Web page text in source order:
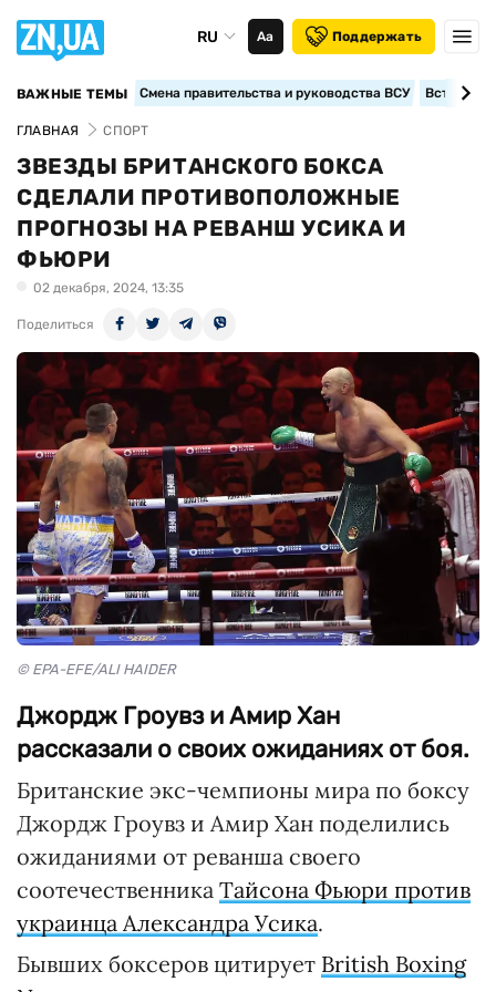
RU Аа Поддержать
ВАЖНЫЕ ТЕМЫ Смена правительства и руководства ВСУ
ГЛАВНАЯ СПОРТ
ЗВЕЗДЫ БРИТАНСКОГО БОКСА
СДЕЛАЛИ ПРОТИВОПОЛОЖНЫЕ
ПРОГНОЗЫ НА РЕВАНШ УСИКА И
ФЬЮРИ
02 декабря, 2024, 13:35
Поделиться
© EPA-EFE/ALI HAIDER
Джордж Гроувз и Амир Хан
рассказали о своих ожиданиях от боя.
Британские экс-чемпионы мира по боксу
Джордж Гроувз и Амир Хан поделились
ожиданиями от реванша своего
соотечественника Тайсона Фьюри против
украинца Александра Усика.
Бывших боксеров цитирует British Boxing